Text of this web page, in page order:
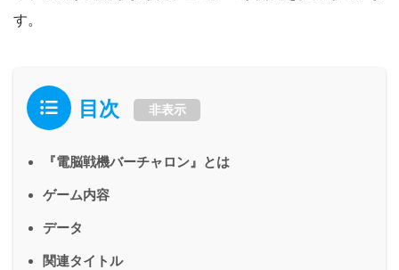
す。
目次 非表示
『電脳戦機バーチャロン』とは
ゲーム内容
データ
関連タイトル